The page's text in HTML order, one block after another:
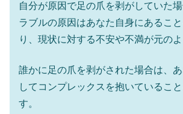
自分が原因で足の爪を剥がしていた
ラブルの原因はあなた自身にあるこ
り、現状に対する不安や不満が元のよ
誰かに足の爪を剥がされた場合は、
してコンプレックスを抱いているこ
す。